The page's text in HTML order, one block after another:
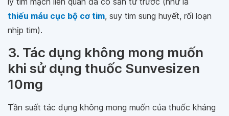
thiếu máu cục bộ cơ tim, suy tim sung huyết, rối loạn
nhịp tim).
3. Tác dụng không mong muốn
khi sử dụng thuốc Sunvesizen
10mg
Tần suất tác dụng không mong muốn của thuốc kháng